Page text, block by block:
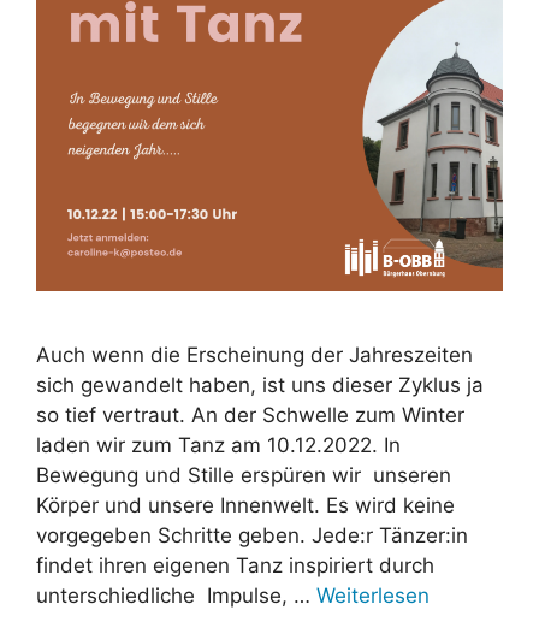
Auch wenn die Erscheinung der Jahreszeiten
sich gewandelt haben, ist uns dieser Zyklus ja
so tief vertraut. An der Schwelle zum Winter
laden wir zum Tanz am 10.12.2022. In
Bewegung und Stille erspüren wir unseren
Körper und unsere Innenwelt. Es wird keine
vorgegeben Schritte geben. Jede:r Tänzer:in
findet ihren eigenen Tanz inspiriert durch
unterschiedliche Impulse, … Weiterlesen